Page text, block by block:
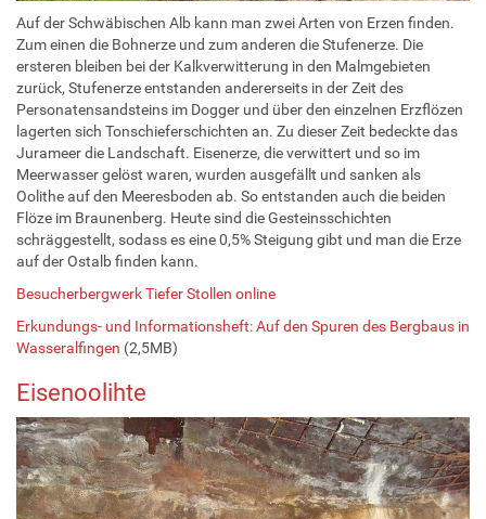
Auf der Schwäbischen Alb kann man zwei Arten von Erzen finden.
Zum einen die Bohnerze und zum anderen die Stufenerze. Die
ersteren bleiben bei der Kalkverwitterung in den Malmgebieten
zurück, Stufenerze entstanden andererseits in der Zeit des
Personatensandsteins im Dogger und über den einzelnen Erzflözen
lagerten sich Tonschieferschichten an. Zu dieser Zeit bedeckte das
Jurameer die Landschaft. Eisenerze, die verwittert und so im
Meerwasser gelöst waren, wurden ausgefällt und sanken als
Oolithe auf den Meeresboden ab. So entstanden auch die beiden
Flöze im Braunenberg. Heute sind die Gesteinsschichten
schräggestellt, sodass es eine 0,5% Steigung gibt und man die Erze
auf der Ostalb finden kann.
Besucherbergwerk Tiefer Stollen online
Erkundungs- und Informationsheft: Auf den Spuren des Bergbaus in
Wasseralfingen (2,5MB)
Eisenoolihte